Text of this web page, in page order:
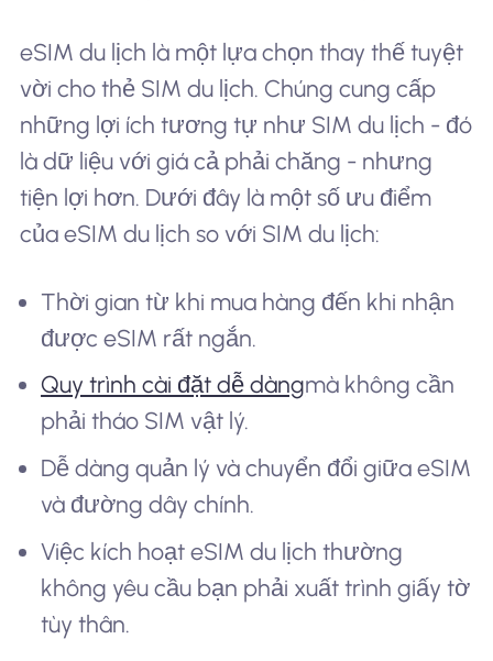
eSIM du lịch là một lựa chọn thay thế tuyệt
vời cho thẻ SIM du lịch. Chúng cung cấp
những lợi ích tương tự như SIM du lịch - đó
là dữ liệu với giá cả phải chăng - nhưng
tiện lợi hơn. Dưới đây là một số ưu điểm
của eSIM du lịch so với SIM du lịch:
Thời gian từ khi mua hàng đến khi nhận
được eSIM rất ngắn.
Quy trình cài đặt dễ dàngmà không cần
phải tháo SIM vật lý.
Dễ dàng quản lý và chuyển đổi giữa eSIM
và đường dây chính.
Việc kích hoạt eSIM du lịch thường
không yêu cầu bạn phải xuất trình giấy tờ
tùy thân.